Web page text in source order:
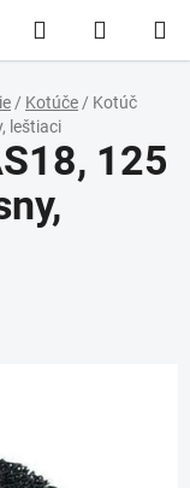
Hľadať
KOŠÍK
/ Kotúče / Kotúč
leštiaci
125